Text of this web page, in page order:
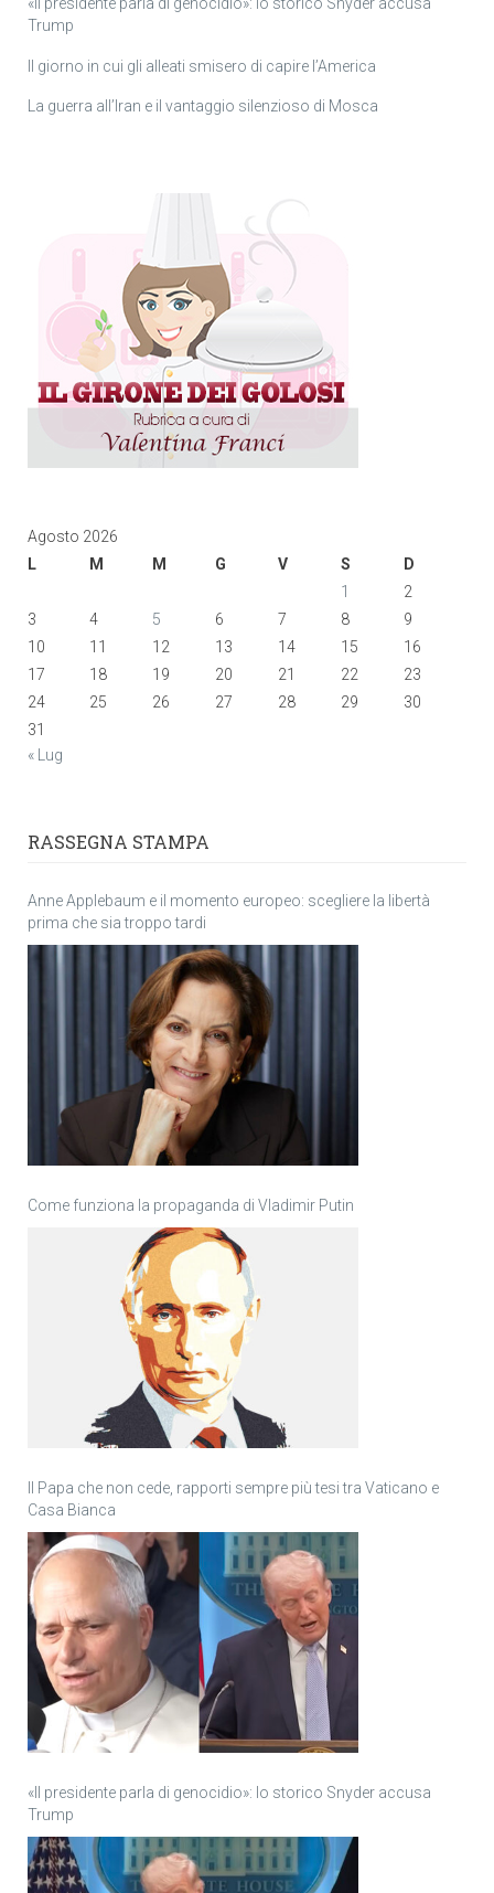
Trump
Il giorno in cui gli alleati smisero di capire l’America
La guerra all’Iran e il vantaggio silenzioso di Mosca
Agosto 2026
L
M M G V S
D
1
2
3
4 5 6 7 8
9
10
11 12 13 14 15
16
17
18 19 20 21 22
23
24
25 26 27 28 29
30
31
« Lug
RASSEGNA STAMPA
Anne Applebaum e il momento europeo: scegliere la libertà
prima che sia troppo tardi
Come funziona la propaganda di Vladimir Putin
Il Papa che non cede, rapporti sempre più tesi tra Vaticano e
Casa Bianca
«Il presidente parla di genocidio»: lo storico Snyder accusa
Trump